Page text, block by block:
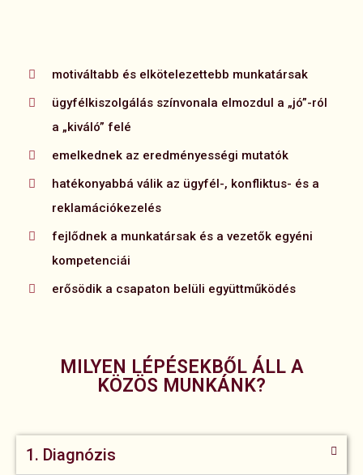
motiváltabb és elkötelezettebb munkatársak
ügyfélkiszolgálás színvonala elmozdul a „jó”-ról
a „kiváló” felé
emelkednek az eredményességi mutatók
hatékonyabbá válik az ügyfél-, konfliktus- és a
reklamációkezelés
fejlődnek a munkatársak és a vezetők egyéni
kompetenciái
erősödik a csapaton belüli együttműködés
MILYEN LÉPÉSEKBŐL ÁLL A
KÖZÖS MUNKÁNK?
1. Diagnózis